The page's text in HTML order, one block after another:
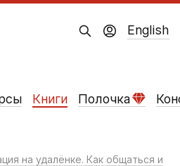
Книги Полочка
English
на удалёнке. Как общаться и